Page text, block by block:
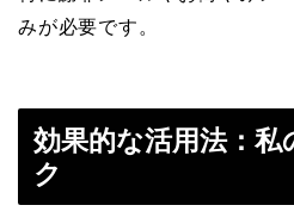
みが必要です。
効果的な活用法：私
ク